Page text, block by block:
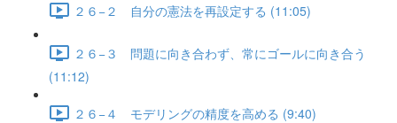
２６−２ 自分の憲法を再設定する (11:05)
２６−３ 問題に向き合わず、常にゴールに向き合う
(11:12)
２６−４ モデリングの精度を高める (9:40)